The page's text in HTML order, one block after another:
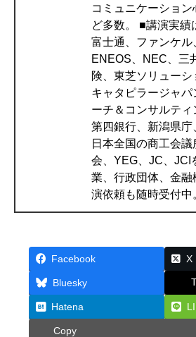
コミュニケーショ
ど多数。 ■講演実績
富士通、ファンケル
ENEOS、NEC、三
険、東芝ソリューシ
キャタピラージャ
ーチ＆コンサルティ
第四銀行、新潟県庁
日本全国の商工会
会、YEG、JC、JCI
業、行政団体、金
演依頼も随時受付中
Facebook X
Bluesky
Hatena
Copy